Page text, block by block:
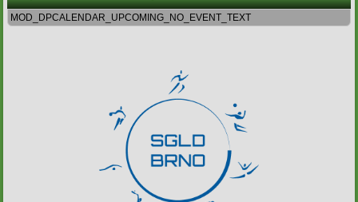
MOD_DPCALENDAR_UPCOMING_NO_EVENT_TEXT